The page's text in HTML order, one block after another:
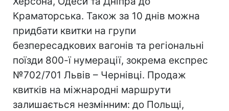
Краматорська. Також за 10 днів можна
придбати квитки на групи
безпересадкових вагонів та регіональні
поїзди 800-ї нумерації, зокрема експрес
№702/701 Львів – Чернівці. Продаж
квитків на міжнародні маршрути
залишається незмінним: до Польщі,